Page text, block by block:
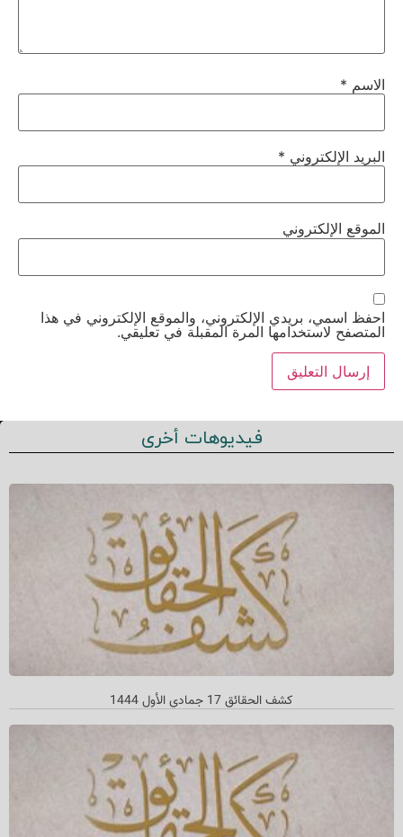
الاسم *
البريد الإلكتروني *
الموقع الإلكتروني
احفظ اسمي، بريدي الإلكتروني، والموقع الإلكتروني في هذا
المتصفح لاستخدامها المرة المقبلة في تعليقي.
فيديوهات أخرى
کشف الحقائق 17 جمادي الأول 1444